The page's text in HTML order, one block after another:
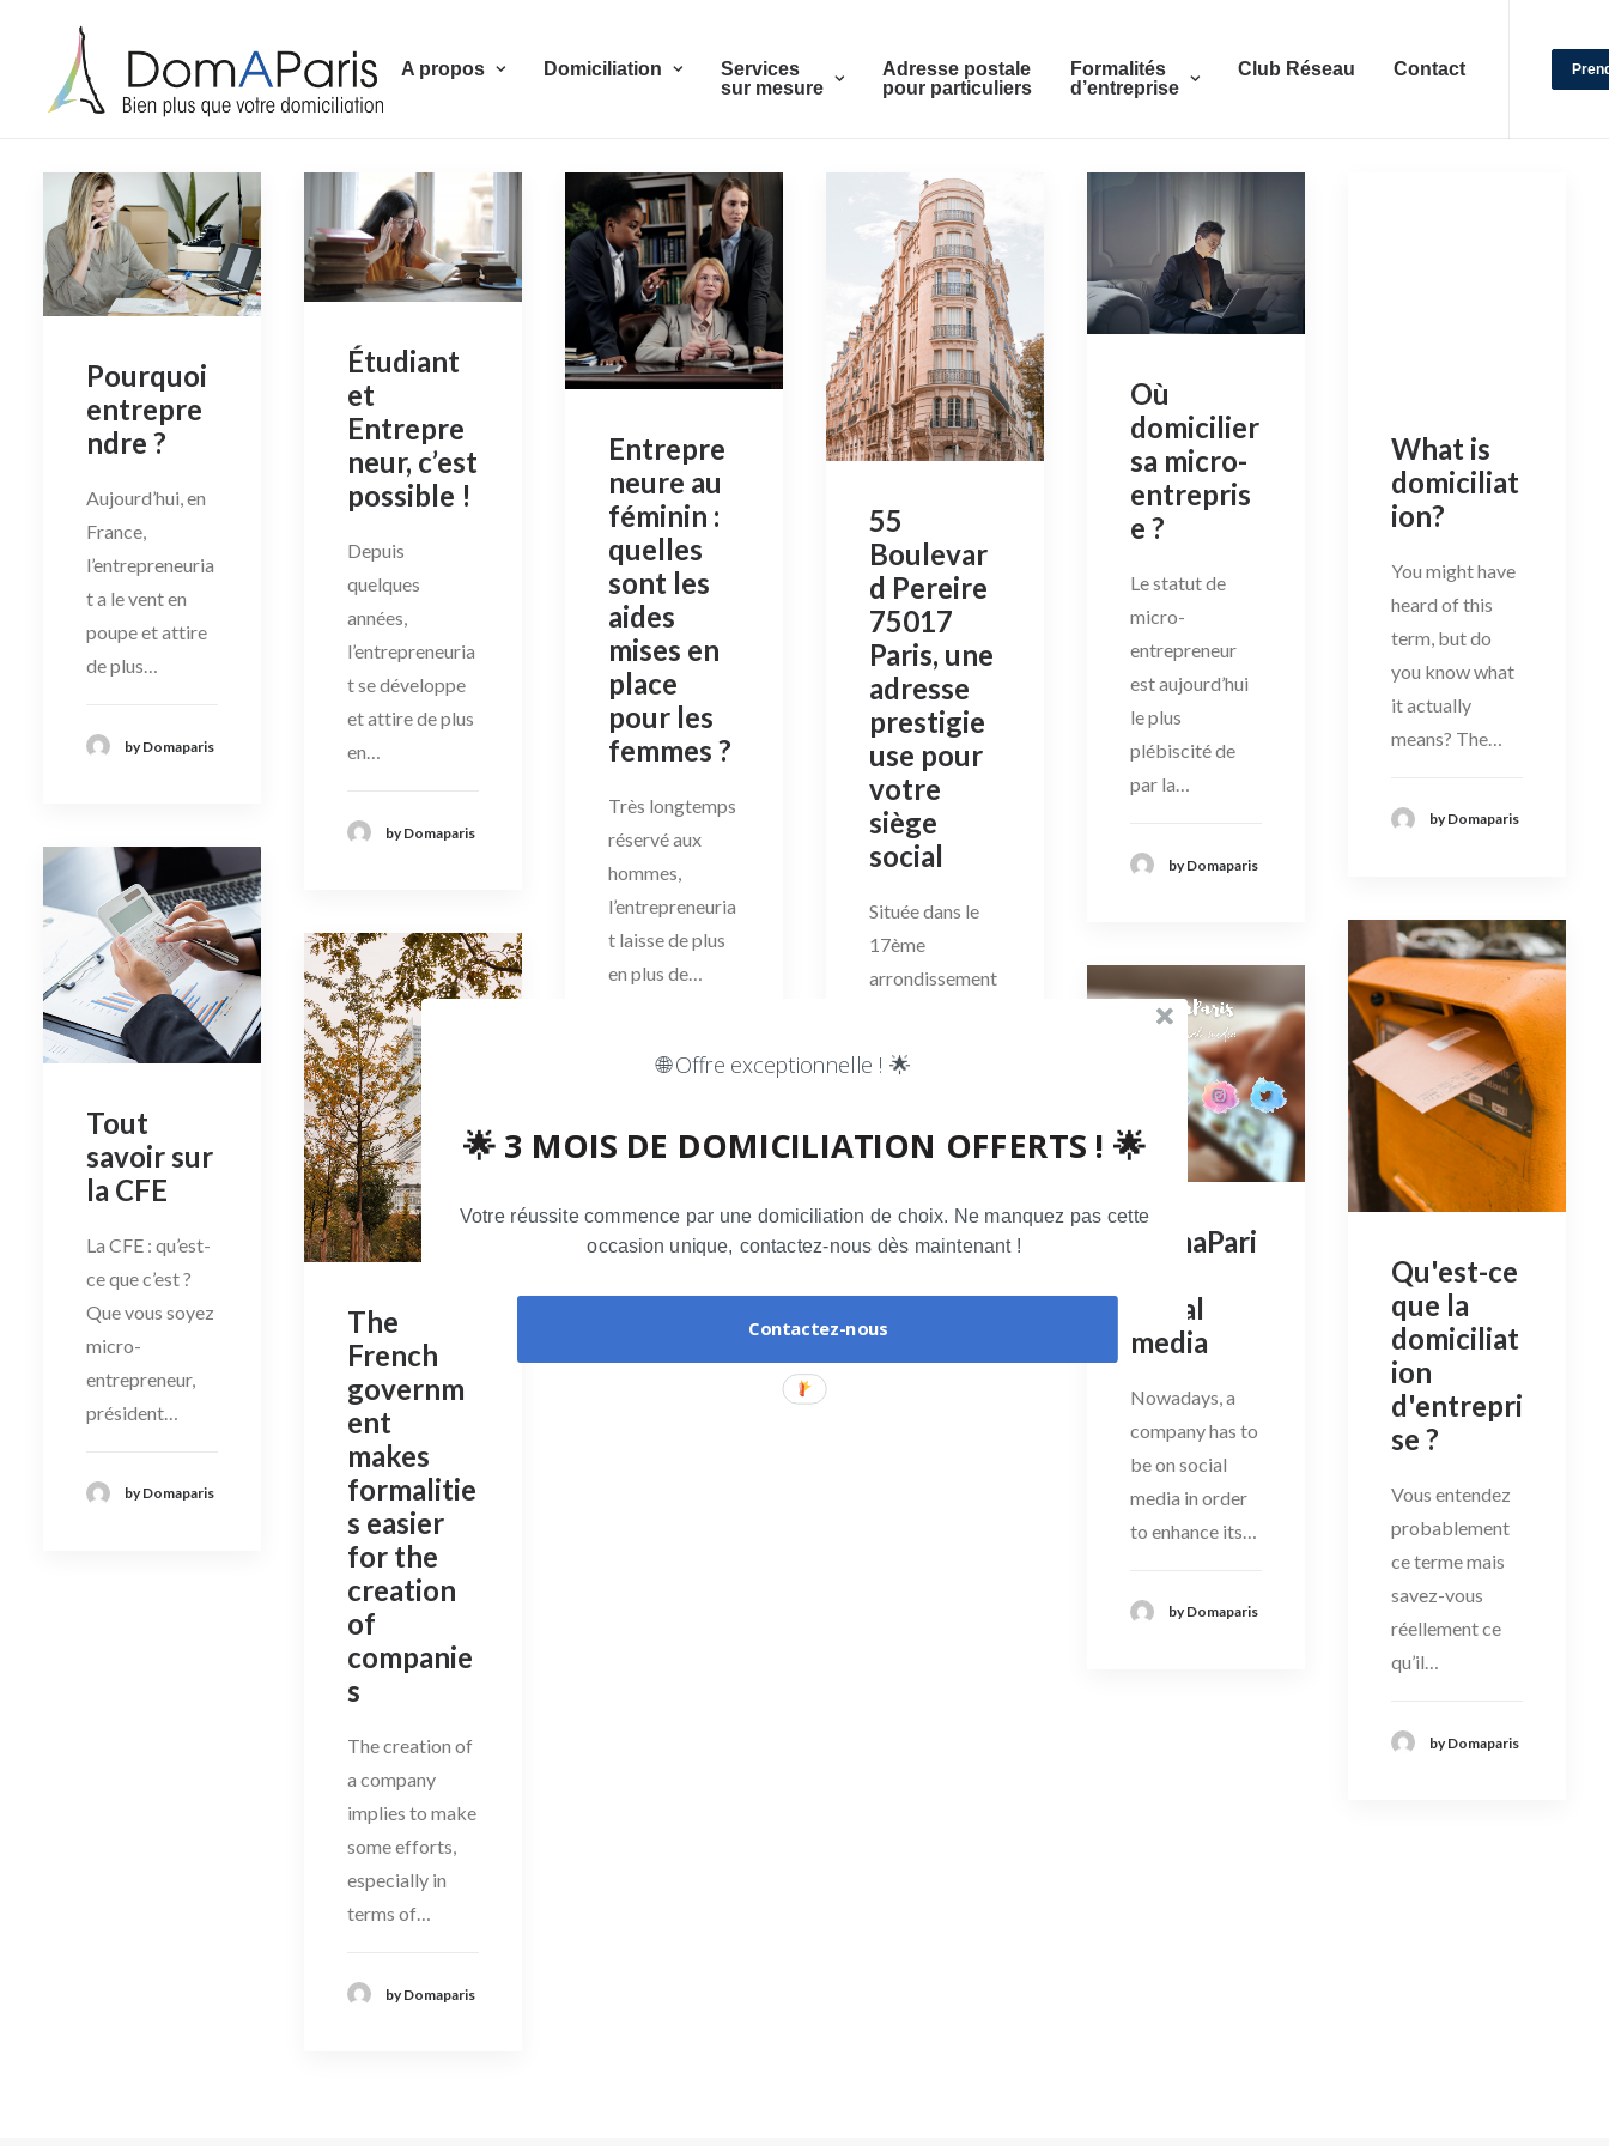
A propos Domiciliation
Services
sur mesure
Adresse postale
pour particuliers
Formalités
d’entreprise
Club Réseau Contact
Pourquoi
entrepre
ndre ?
Aujourd’hui, en
France,
l’entrepreneuria
t a le vent en
poupe et attire
de plus…
by Domaparis
Étudiant
et
Entrepre
neur, c’est
possible !
Depuis
quelques
années,
l’entrepreneuria
t se développe
et attire de plus
en…
by Domaparis
Entrepre
neure au
féminin :
quelles
sont les
aides
mises en
place
pour les
femmes ?
Très longtemps
réservé aux
hommes,
l’entrepreneuria
t laisse de plus
en plus de…
by Domaparis
55
Boulevar
d Pereire
75017
Paris, une
adresse
prestigie
use pour
votre
siège
social
Située dans le
17ème
arrondissement
l’endroit idéal…
by Domaparis
Où
domicilier
sa micro-
entrepris
e ?
Le statut de
micro-
entrepreneur
est aujourd’hui
le plus
plébiscité de
par la…
by Domaparis
What is
domiciliat
ion?
You might have
heard of this
term, but do
you know what
it actually
means? The…
by Domaparis
Tout
savoir sur
la CFE
La CFE : qu’est-
ce que c’est ?
Que vous soyez
micro-
entrepreneur,
président…
by Domaparis
Qu'est-ce
que la
domiciliat
ion
d'entrepri
se ?
Vous entendez
probablement
ce terme mais
savez-vous
réellement ce
qu’il…
by Domaparis
The
French
governm
ent
makes
formalitie
s easier
for the
creation
of
companie
s
The creation of
a company
implies to make
some efforts,
especially in
terms of…
by Domaparis
DomaPari
social
media
Nowadays, a
company has to
be on social
media in order
to enhance its…
by Domaparis
Votre réussite commence par une domiciliation de choix. Ne manquez pas cette
occasion unique, contactez-nous dès maintenant !
Contactez-nous
🌟 3 MOIS DE DOMICILIATION OFFERTS ! 🌟
🌐 Offre exceptionnelle ! 🌟